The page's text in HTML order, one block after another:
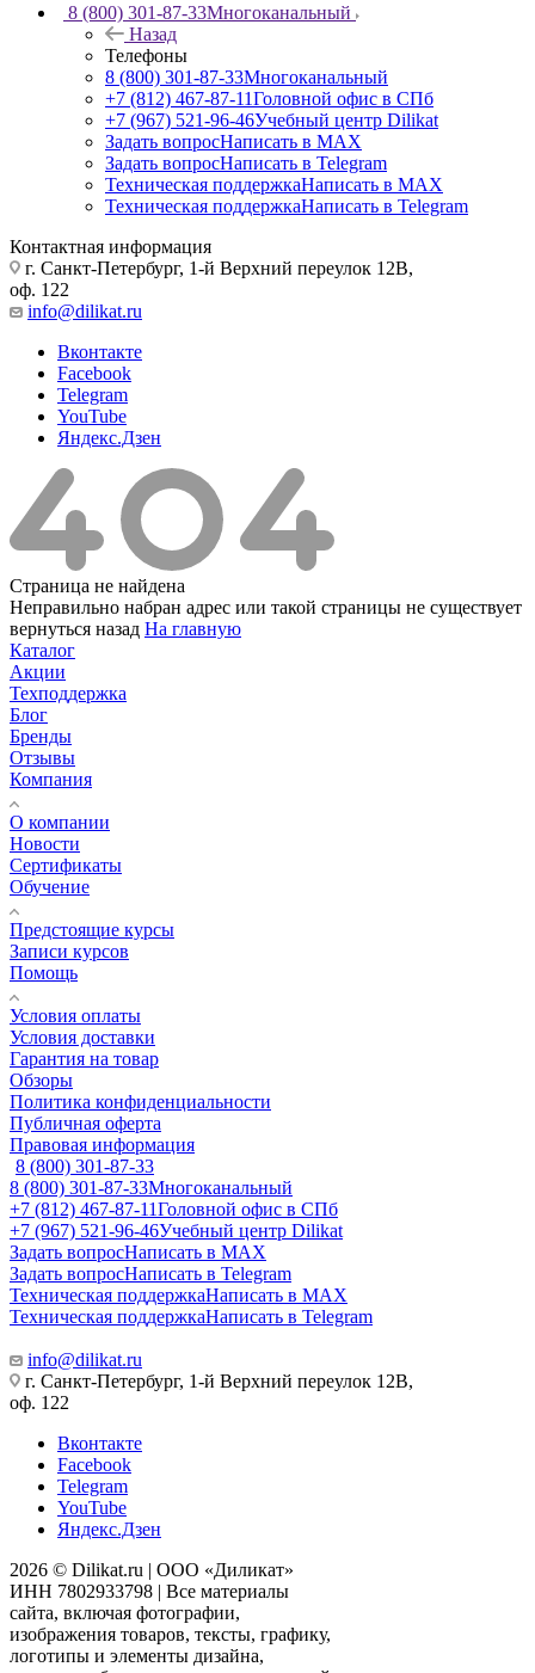
8 (800) 301-87-33Многоканальный
Назад
Телефоны
8 (800) 301-87-33Многоканальный
+7 (812) 467-87-11Головной офис в СПб
+7 (967) 521-96-46Учебный центр Dilikat
Задать вопросНаписать в MAX
Задать вопросНаписать в Telegram
Техническая поддержкаНаписать в MAX
Техническая поддержкаНаписать в Telegram
Контактная информация
г. Санкт-Петербург, 1-й Верхний переулок 12В,
оф. 122
info@dilikat.ru
Вконтакте
Facebook
Telegram
YouTube
Яндекс.Дзен
Страница не найдена
Неправильно набран адрес или такой страницы не существует
вернуться назад На главную
Каталог
Акции
Техподдержка
Блог
Бренды
Отзывы
Компания
О компании
Новости
Сертификаты
Обучение
Предстоящие курсы
Записи курсов
Помощь
Условия оплаты
Условия доставки
Гарантия на товар
Обзоры
Политика конфиденциальности
Публичная оферта
Правовая информация
8 (800) 301-87-33
8 (800) 301-87-33Многоканальный
+7 (812) 467-87-11Головной офис в СПб
+7 (967) 521-96-46Учебный центр Dilikat
Задать вопросНаписать в MAX
Задать вопросНаписать в Telegram
Техническая поддержкаНаписать в MAX
Техническая поддержкаНаписать в Telegram
info@dilikat.ru
г. Санкт-Петербург, 1-й Верхний переулок 12В,
оф. 122
Вконтакте
Facebook
Telegram
YouTube
Яндекс.Дзен
2026 © Dilikat.ru | ООО «Диликат»
ИНН 7802933798 | Все материалы
сайта, включая фотографии,
изображения товаров, тексты, графику,
логотипы и элементы дизайна,